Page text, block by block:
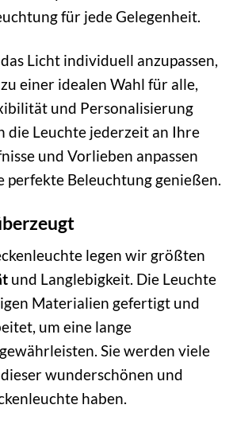
für jede Gelegenheit.
Licht individuell anzupassen,
einer idealen Wahl für alle,
und Personalisierung
die Leuchte jederzeit an Ihre
und Vorlieben anpassen
perfekte Beleuchtung genießen.
legen wir größten
und Langlebigkeit. Die Leuchte
Materialien gefertigt und
um eine lange
Sie werden viele
wunderschönen und
haben.